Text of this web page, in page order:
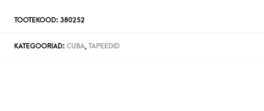
TOOTEKOOD: 380252
KATEGOORIAD: CUBA, TAPEEDID